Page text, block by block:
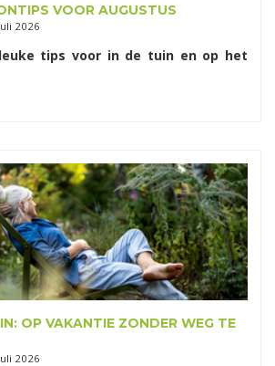
VOOR AUGUSTUS
2026
tips voor in de tuin en op het
OP VAKANTIE ZONDER WEG TE
2026